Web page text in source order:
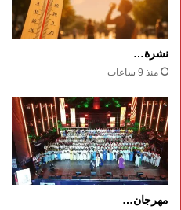
نشرة…
منذ 9 ساعات
مهرجان…